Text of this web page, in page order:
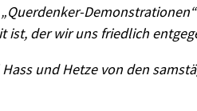
ist, der wir uns friedlich
und Hetze von den